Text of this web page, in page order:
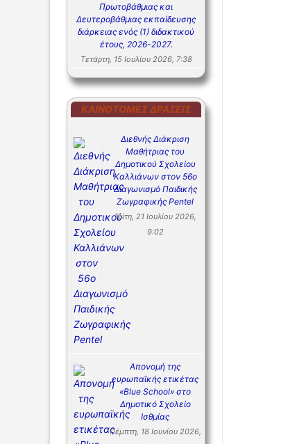
Πρωτοβάθμιας και
Δευτεροβάθμιας εκπαίδευσης
διάρκειας ενός (1) διδακτικού
έτους, 2026-2027.
Τετάρτη, 15 Ιουλίου 2026, 7:38
ΚΑΙΝΟΤΌΜΕΣ ΔΡΆΣΕΙΣ
Διεθνής Διάκριση
Μαθήτριας του
Δημοτικού Σχολείου
Καλλιάνων στον 56ο
Διαγωνισμό Παιδικής
Ζωγραφικής Pentel
Τρίτη, 21 Ιουλίου 2026,
9:02
Απονομή της
ευρωπαϊκής ετικέτας
«Blue School» στο
Δημοτικό Σχολείο
Ισθμίας
Πέμπτη, 18 Ιουνίου 2026,